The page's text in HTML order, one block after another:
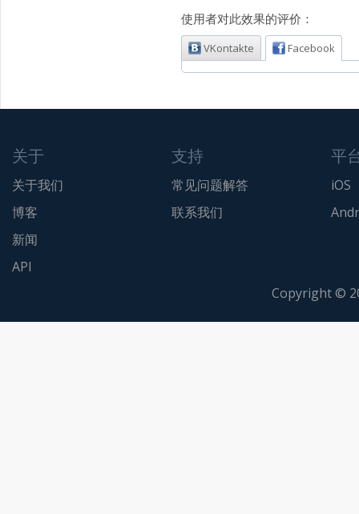
使用者对此效果的评价：
VKontakte Facebook
关于
关于我们
博客
新闻
API
支持
常见问题解答
联系我们
平
iOS
Copyright ©